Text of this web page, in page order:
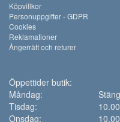
Köpvillkor
Personuppgifter - GDPR
Cookies
Reklamationer
Ångerrätt och returer
Öppettider butik:
Måndag:
Tisdag:
Onsdag: